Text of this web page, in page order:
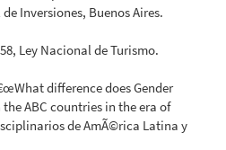
Inversiones, Buenos Aires.
Ley Nacional de Turismo.
difference does Gender
ABC countries in the era of
de AmÃ©rica Latina y